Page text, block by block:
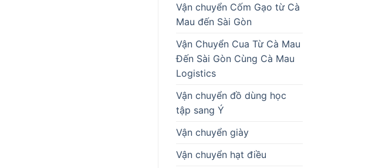
Vận chuyển Cốm Gạo từ Cà
Mau đến Sài Gòn
Vận Chuyển Cua Từ Cà Mau
Đến Sài Gòn Cùng Cà Mau
Logistics
Vận chuyển đồ dùng học
tập sang Ý
Vận chuyển giày
Vận chuyển hạt điều